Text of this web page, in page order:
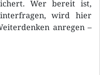
Wer bereit ist,
wird hier
anregen –